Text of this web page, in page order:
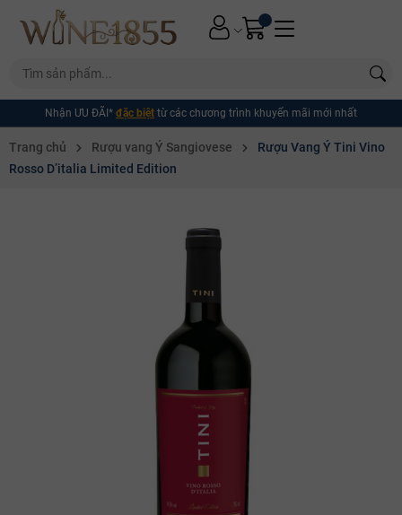
Nhận ƯU ĐÃI* đặc biệt từ các chương trình khuyến mãi mới nhất
Trang chủ Rượu vang Ý Sangiovese
Rượu Vang Ý Tini Vino
Rosso D’italia Limited Edition